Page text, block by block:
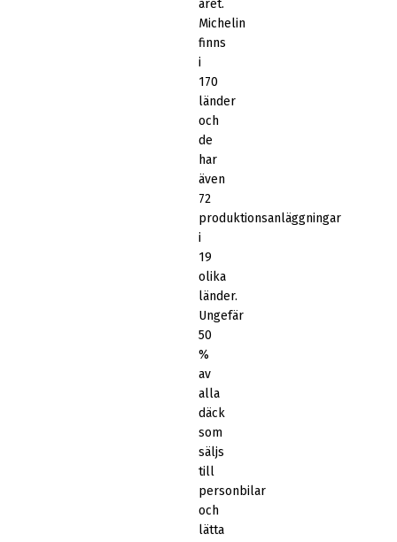
året.
Michelin
finns
i
170
länder
och
de
har
även
72
produktionsanläggningar
i
19
olika
länder.
Ungefär
50
%
av
alla
däck
som
säljs
till
personbilar
och
lätta